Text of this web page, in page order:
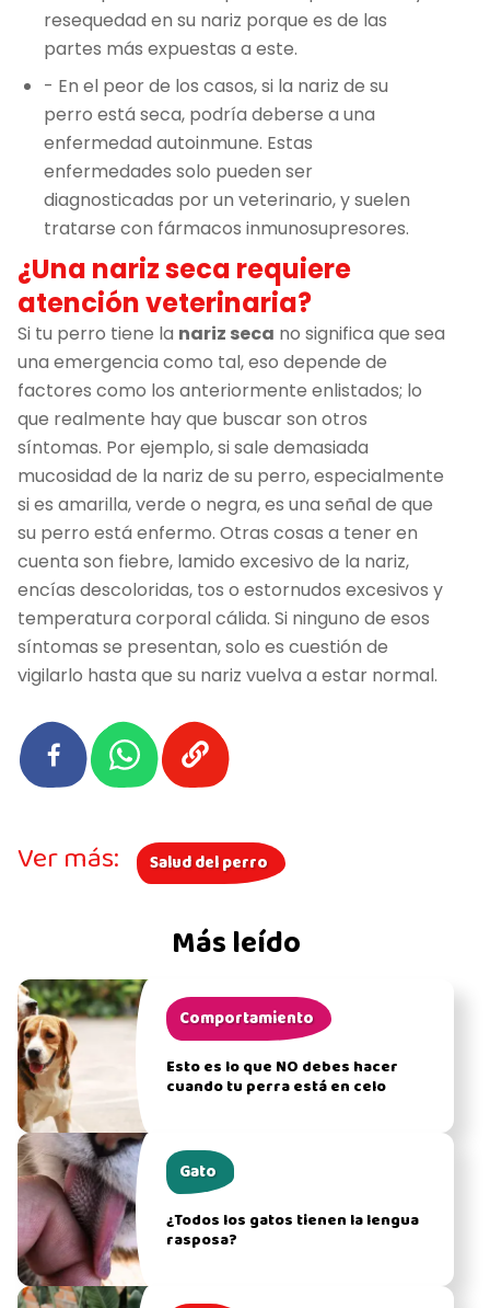
resequedad en su nariz porque es de las
partes más expuestas a este.
- En el peor de los casos, si la nariz de su
perro está seca, podría deberse a una
enfermedad autoinmune. Estas
enfermedades solo pueden ser
diagnosticadas por un veterinario, y suelen
tratarse con fármacos inmunosupresores.
¿Una nariz seca requiere
atención veterinaria?
Si tu perro tiene la nariz seca no significa que sea
una emergencia como tal, eso depende de
factores como los anteriormente enlistados; lo
que realmente hay que buscar son otros
síntomas. Por ejemplo, si sale demasiada
mucosidad de la nariz de su perro, especialmente
si es amarilla, verde o negra, es una señal de que
su perro está enfermo. Otras cosas a tener en
cuenta son fiebre, lamido excesivo de la nariz,
encías descoloridas, tos o estornudos excesivos y
temperatura corporal cálida. Si ninguno de esos
síntomas se presentan, solo es cuestión de
vigilarlo hasta que su nariz vuelva a estar normal.
Más leído
Comportamiento
Esto es lo que NO debes hacer
cuando tu perra está en celo
Gato
¿Todos los gatos tienen la lengua
rasposa?
Ver más: Salud del perro